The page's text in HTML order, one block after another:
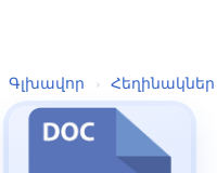
Գլխավոր › Հեղինակներ